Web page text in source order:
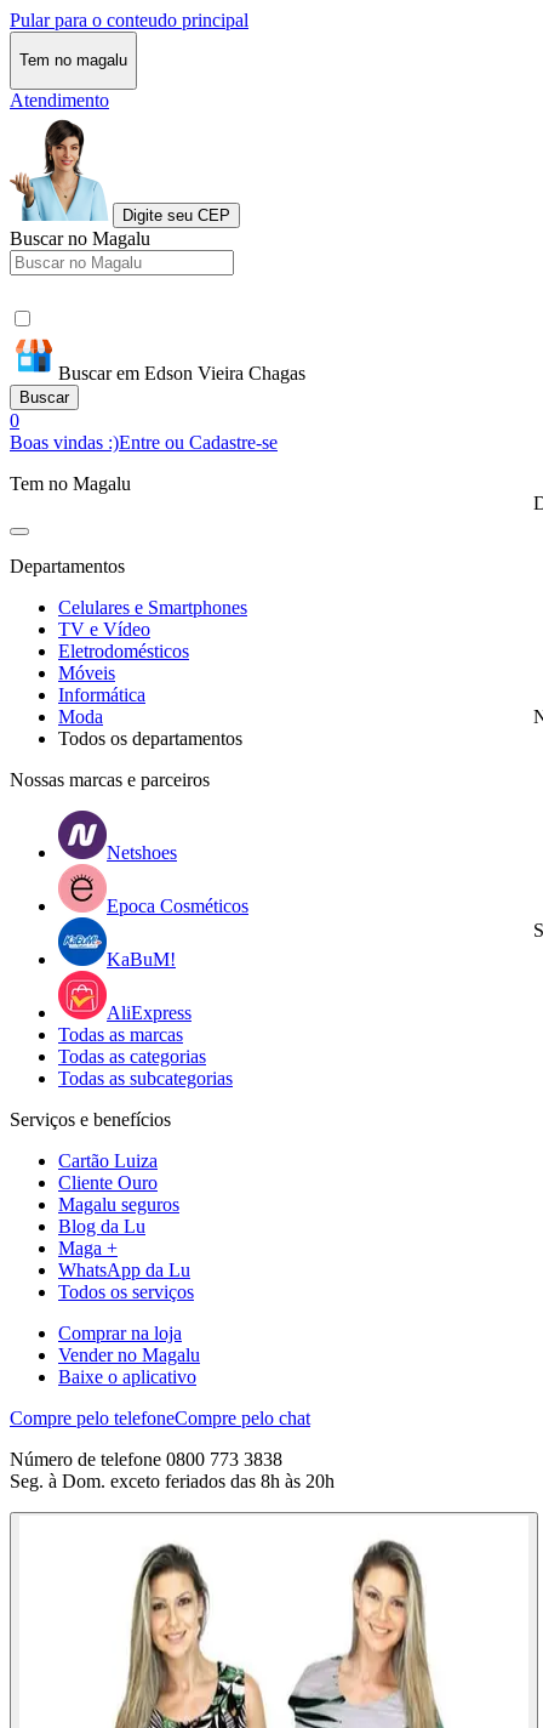
Pular para o conteudo principal
Tem no magalu
Atendimento
Digite seu CEP
Buscar no Magalu
Buscar em Edson Vieira Chagas
Buscar
0
Boas vindas :)Entre ou Cadastre-se
Tem no Magalu
Departamentos
Celulares e Smartphones
TV e Vídeo
Eletrodomésticos
Móveis
Informática
Moda
Todos os departamentos
Nossas marcas e parceiros
Netshoes
Epoca Cosméticos
KaBuM!
AliExpress
Todas as marcas
Todas as categorias
Todas as subcategorias
Serviços e benefícios
Cartão Luiza
Cliente Ouro
Magalu seguros
Blog da Lu
Maga +
WhatsApp da Lu
Todos os serviços
Comprar na loja
Vender no Magalu
Baixe o aplicativo
Compre pelo telefoneCompre pelo chat
Número de telefone 0800 773 3838
Seg. à Dom. exceto feriados das 8h às 20h